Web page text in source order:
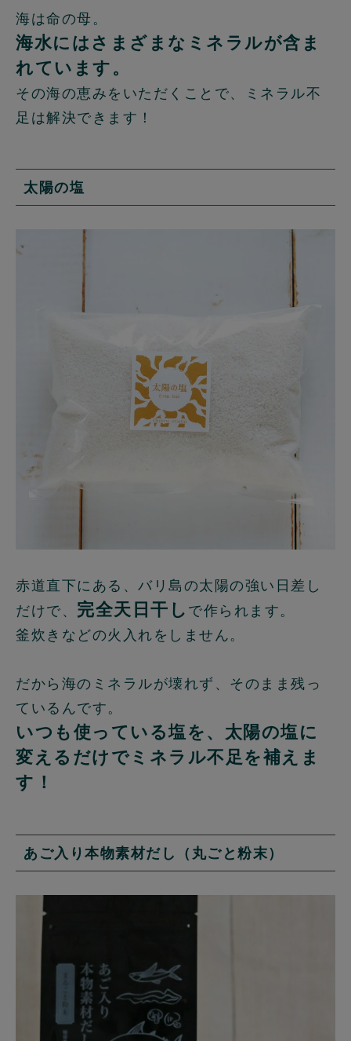
海は命の母。
海水にはさまざまなミネラルが含ま
れています。
その海の恵みをいただくことで、ミネラル不
足は解決できます！
太陽の塩
赤道直下にある、バリ島の太陽の強い日差し
だけで、 完全天日干し で作られます。
釜炊きなどの火入れをしません。
だから海のミネラルが壊れず、そのまま残っ
ているんです。
いつも使っている塩を、太陽の塩に
変えるだけでミネラル不足を補えま
す！
あご入り本物素材だし（丸ごと粉末）